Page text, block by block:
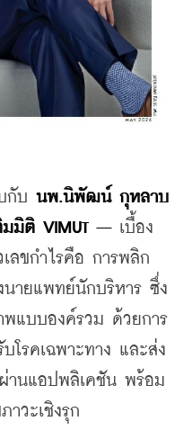
กับ นพ.นิพัฒน์ กุหลาบ
มิติ VIMUT – เบื้อง
ลขกำไรคือ การพลิก
นายแพทย์นักบริหาร ซึ่ง
แบบองค์รวม ด้วยการ
โรคเฉพาะทาง และส่ง
ผ่านแอปพลิเคชัน พร้อม
าวะเชิงรุก